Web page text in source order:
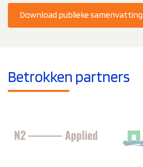
Download publieke samenvatting
Betrokken partners